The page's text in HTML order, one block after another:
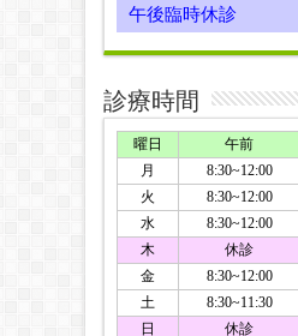
午後臨時休診
診療時間
曜日 午前
月
8:30~12:00
火
8:30~12:00
水
8:30~12:00
木
休診
金
8:30~12:00
土
8:30~11:30
日
休診